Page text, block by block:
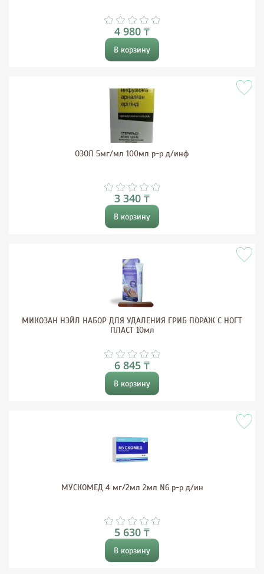
4 980 ₸
В корзину
ОЗОЛ 5мг/мл 100мл р-р д/инф
3 340 ₸
В корзину
МИКОЗАН НЭЙЛ НАБОР ДЛЯ УДАЛЕНИЯ ГРИБ ПОРАЖ С НОГТ
ПЛАСТ 10мл
6 845 ₸
В корзину
МУСКОМЕД 4 мг/2мл 2мл N6 р-р д/ин
5 630 ₸
В корзину